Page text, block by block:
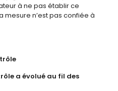
à ne pas établir ce
n’est pas confiée à
a évolué au fil des